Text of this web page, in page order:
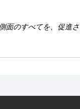
面のすべてを、促進